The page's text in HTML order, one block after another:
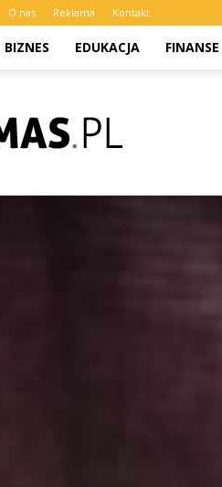
O nas Reklama Kontakt
BIZNES EDUKACJA FINANSE